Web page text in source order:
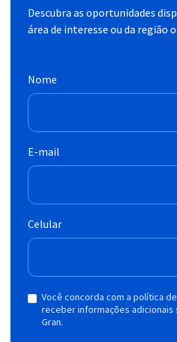
Descubra as oportunidades
área de interesse ou da região
Nome
E-mail
Celular
Você concorda com a política
receber informações
Gran.